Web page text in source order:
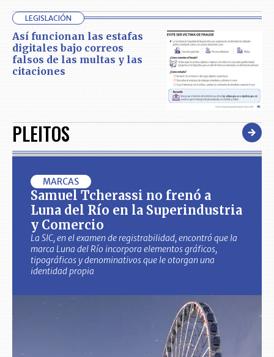
LEGISLACIÓN
Así funcionan las estafas
digitales bajo correos
falsos de las multas y las
citaciones
PLEITOS
MARCAS
Samuel Tcherassi no frenó a
Luna del Río en la Superindustria
y Comercio
La SIC, en el examen de registrabilidad, encontró que la
marca Luna del Río incorpora elementos gráficos,
tipográficos y denominativos que le otorgan una
identidad propia